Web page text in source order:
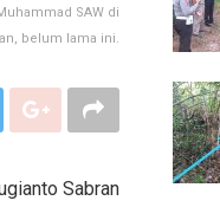
SAW di
belum lama ini.
Sabran